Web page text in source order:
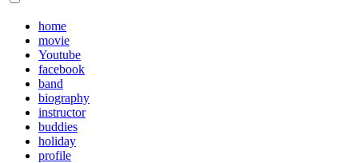
home
movie
Youtube
facebook
band
biography
instructor
buddies
holiday
profile